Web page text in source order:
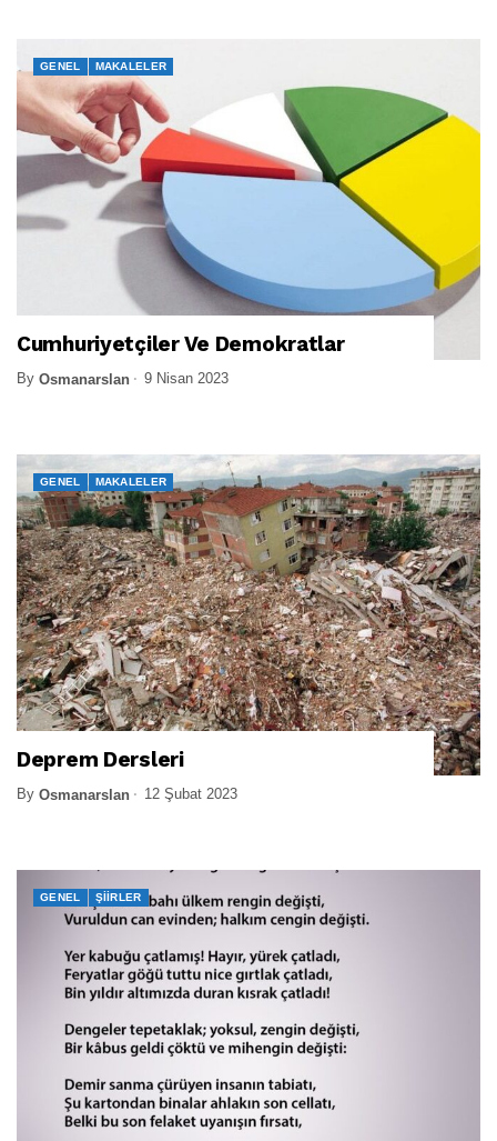
GENEL MAKALELER
Cumhuriyetçiler Ve Demokratlar
By Osmanarslan 9 Nisan 2023
GENEL MAKALELER
Deprem Dersleri
By Osmanarslan 12 Şubat 2023
GENEL ŞIIRLER